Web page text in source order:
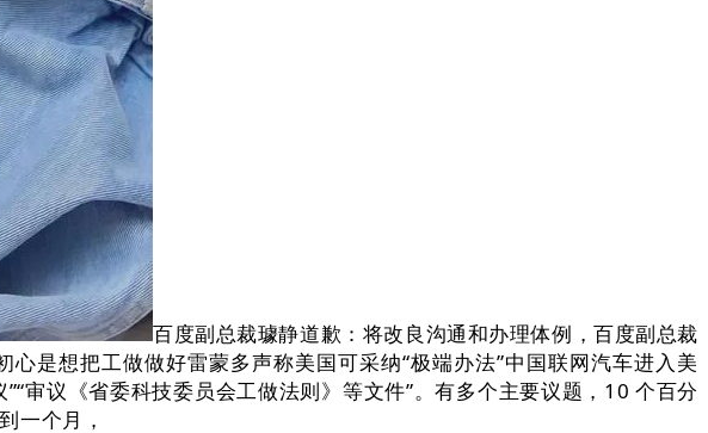
百度副总裁璩静道歉：将改良沟通和办理体例，百度副总裁
是想把工做做好雷蒙多声称美国可采纳“极端办法”中国联网汽车进入美
审议《省委科技委员会工做法则》等文件”。有多个主要议题，10 个百分
一个月，